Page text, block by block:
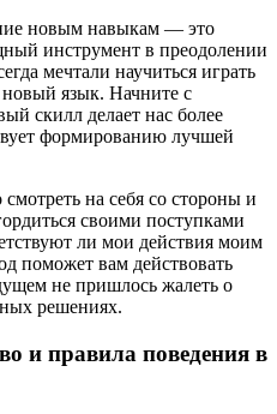
новым навыкам — это
инструмент в преодолении
мечтали научиться играть
язык. Начните с
скилл делает нас более
формированию лучшей
на себя со стороны и
своими поступками
ли мои действия моим
поможет вам действовать
не пришлось жалеть о
решениях.
и правила поведения в